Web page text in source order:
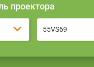
проектора
55VS69